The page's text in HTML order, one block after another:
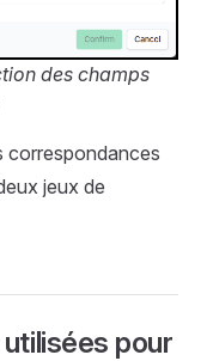
des champs
correspondances
jeux de
pour